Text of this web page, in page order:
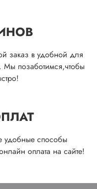
заказ в удобной для
Мы позаботимся,чтобы
удобные способы
оплата на сайте!